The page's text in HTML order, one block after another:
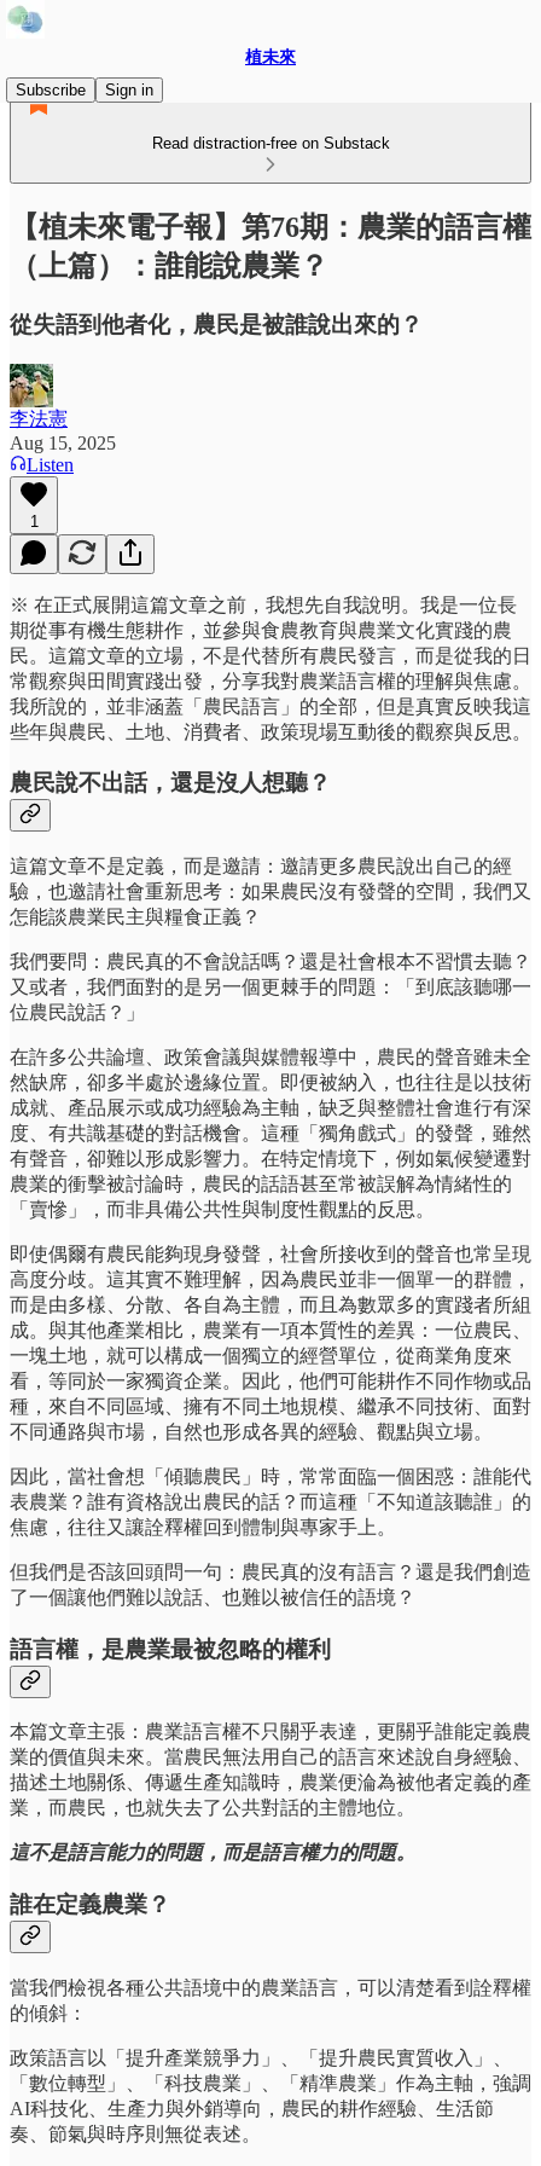
植未來
Subscribe
Sign in
Read distraction-free on Substack
【植未來電子報】第76期：農業的語言權
（上篇）：誰能說農業？
從失語到他者化，農民是被誰說出來的？
李法憲
Aug 15, 2025
Listen
1
※ 在正式展開這篇文章之前，我想先自我說明。我是一位長
期從事有機生態耕作，並參與食農教育與農業文化實踐的農
民。這篇文章的立場，不是代替所有農民發言，而是從我的日
常觀察與田間實踐出發，分享我對農業語言權的理解與焦慮。
我所說的，並非涵蓋「農民語言」的全部，但是真實反映我這
些年與農民、土地、消費者、政策現場互動後的觀察與反思。
農民說不出話，還是沒人想聽？
這篇文章不是定義，而是邀請：邀請更多農民說出自己的經
驗，也邀請社會重新思考：如果農民沒有發聲的空間，我們又
怎能談農業民主與糧食正義？
我們要問：農民真的不會說話嗎？還是社會根本不習慣去聽？
又或者，我們面對的是另一個更棘手的問題：「到底該聽哪一
位農民說話？」
在許多公共論壇、政策會議與媒體報導中，農民的聲音雖未全
然缺席，卻多半處於邊緣位置。即便被納入，也往往是以技術
成就、產品展示或成功經驗為主軸，缺乏與整體社會進行有深
度、有共識基礎的對話機會。這種「獨角戲式」的發聲，雖然
有聲音，卻難以形成影響力。在特定情境下，例如氣候變遷對
農業的衝擊被討論時，農民的話語甚至常被誤解為情緒性的
「賣慘」，而非具備公共性與制度性觀點的反思。
即使偶爾有農民能夠現身發聲，社會所接收到的聲音也常呈現
高度分歧。這其實不難理解，因為農民並非一個單一的群體，
而是由多樣、分散、各自為主體，而且為數眾多的實踐者所組
成。與其他產業相比，農業有一項本質性的差異：一位農民、
一塊土地，就可以構成一個獨立的經營單位，從商業角度來
看，等同於一家獨資企業。因此，他們可能耕作不同作物或品
種，來自不同區域、擁有不同土地規模、繼承不同技術、面對
不同通路與市場，自然也形成各異的經驗、觀點與立場。
因此，當社會想「傾聽農民」時，常常面臨一個困惑：誰能代
表農業？誰有資格說出農民的話？而這種「不知道該聽誰」的
焦慮，往往又讓詮釋權回到體制與專家手上。
但我們是否該回頭問一句：農民真的沒有語言？還是我們創造
了一個讓他們難以說話、也難以被信任的語境？
語言權，是農業最被忽略的權利
本篇文章主張：農業語言權不只關乎表達，更關乎誰能定義農
業的價值與未來。當農民無法用自己的語言來述說自身經驗、
描述土地關係、傳遞生產知識時，農業便淪為被他者定義的產
業，而農民，也就失去了公共對話的主體地位。
這不是語言能力的問題，而是語言權力的問題。
誰在定義農業？
當我們檢視各種公共語境中的農業語言，可以清楚看到詮釋權
的傾斜：
政策語言以「提升產業競爭力」、「提升農民實質收入」、
「數位轉型」、「科技農業」、「精準農業」作為主軸，強調
AI科技化、生產力與外銷導向，農民的耕作經驗、生活節
奏、節氣與時序則無從表述。